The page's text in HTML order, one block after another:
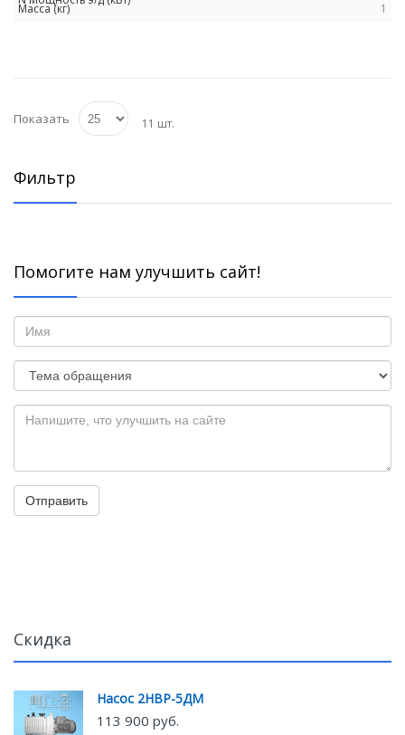
1
Показать 11 шт.
Фильтр
Помогите нам улучшить сайт!
Отправить
Скидка
Насос 2НВР-5ДМ
113 900 руб.